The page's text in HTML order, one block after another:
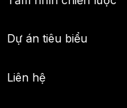
Dự án tiêu biểu
Liên hệ